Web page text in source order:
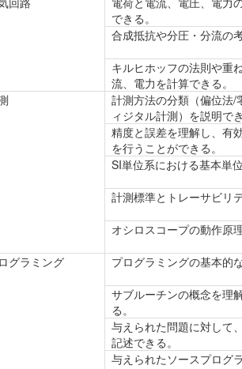
できる。
合成抵抗や分圧・分流の
キルヒホッフの法則や重
流、電力を計算できる。
計測方法の分類（偏位法/
ィジタル計測）を説明でき
精度と誤差を理解し、有
を行うことができる。
SI単位系における基本単
計測標準とトレーサビリ
オシロスコープの動作原
グラミング プログラミングの基本的
サブルーチンの概念を理
る。
与えられた問題に対して
記述できる。
与えられたソースプログ